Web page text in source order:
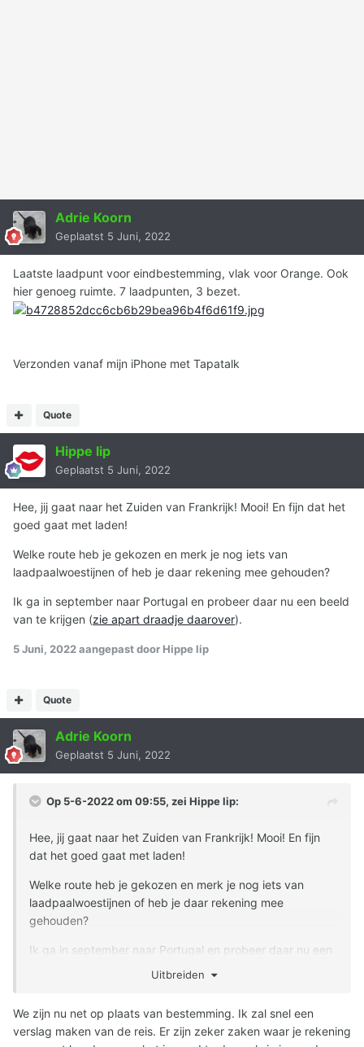
Adrie Koorn
Geplaatst 5 Juni, 2022
Laatste laadpunt voor eindbestemming, vlak voor Orange. Ook
hier genoeg ruimte. 7 laadpunten, 3 bezet.
Verzonden vanaf mijn iPhone met Tapatalk
Quote
Hippe lip
Geplaatst 5 Juni, 2022
Hee, jij gaat naar het Zuiden van Frankrijk! Mooi! En fijn dat het
goed gaat met laden!
Welke route heb je gekozen en merk je nog iets van
laadpaalwoestijnen of heb je daar rekening mee gehouden?
Ik ga in september naar Portugal en probeer daar nu een beeld
van te krijgen (zie apart draadje daarover).
5 Juni, 2022aangepast door Hippe lip
Quote
Adrie Koorn
Geplaatst 5 Juni, 2022
Op 5-6-2022 om 09:55, zei Hippe lip:
Hee, jij gaat naar het Zuiden van Frankrijk! Mooi! En fijn
dat het goed gaat met laden!
Welke route heb je gekozen en merk je nog iets van
laadpaalwoestijnen of heb je daar rekening mee
gehouden?
Ik ga in september naar Portugal en probeer daar nu een
zie apart draadje daarover
Uitbreiden
We zijn nu net op plaats van bestemming. Ik zal snel een
verslag maken van de reis. Er zijn zeker zaken waar je rekening